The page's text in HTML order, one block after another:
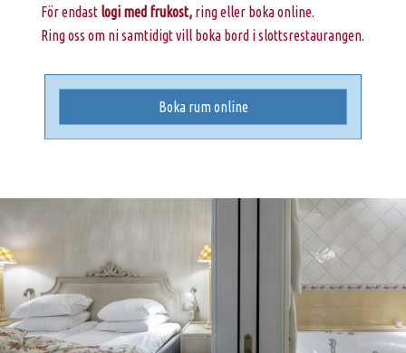
För endast logi med frukost, ring eller boka online.
Ring oss om ni samtidigt vill boka bord i slottsrestaurangen.
Boka rum online